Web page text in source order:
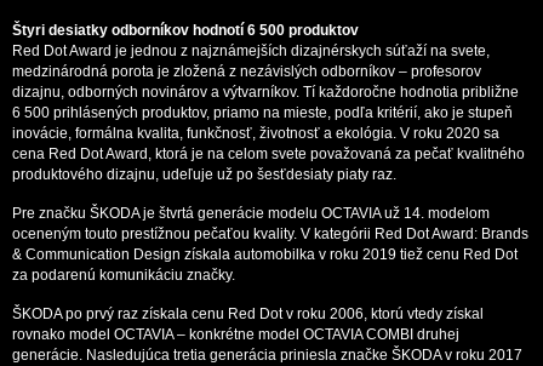
Štyri desiatky odborníkov hodnotí 6 500 produktov
Red Dot Award je jednou z najznámejších dizajnérskych súťaží na svete,
medzinárodná porota je zložená z nezávislých odborníkov – profesorov
dizajnu, odborných novinárov a výtvarníkov. Tí každoročne hodnotia približne
6 500 prihlásených produktov, priamo na mieste, podľa kritérií, ako je stupeň
inovácie, formálna kvalita, funkčnosť, životnosť a ekológia. V roku 2020 sa
cena Red Dot Award, ktorá je na celom svete považovaná za pečať kvalitného
produktového dizajnu, udeľuje už po šesťdesiaty piaty raz.
Pre značku ŠKODA je štvrtá generácie modelu OCTAVIA už 14. modelom
oceneným touto prestížnou pečaťou kvality. V kategórii Red Dot Award: Brands
& Communication Design získala automobilka v roku 2019 tiež cenu Red Dot
za podarenú komunikáciu značky.
ŠKODA po prvý raz získala cenu Red Dot v roku 2006, ktorú vtedy získal
rovnako model OCTAVIA – konkrétne model OCTAVIA COMBI druhej
generácie. Nasledujúca tretia generácia priniesla značke ŠKODA v roku 2017